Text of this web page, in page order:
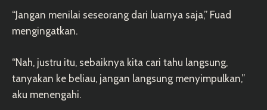
“Jangan menilai seseorang dari luarnya saja,” Fuad
mengingatkan.
“Nah, justru itu, sebaiknya kita cari tahu langsung,
tanyakan ke beliau, jangan langsung menyimpulkan,”
aku menengahi.